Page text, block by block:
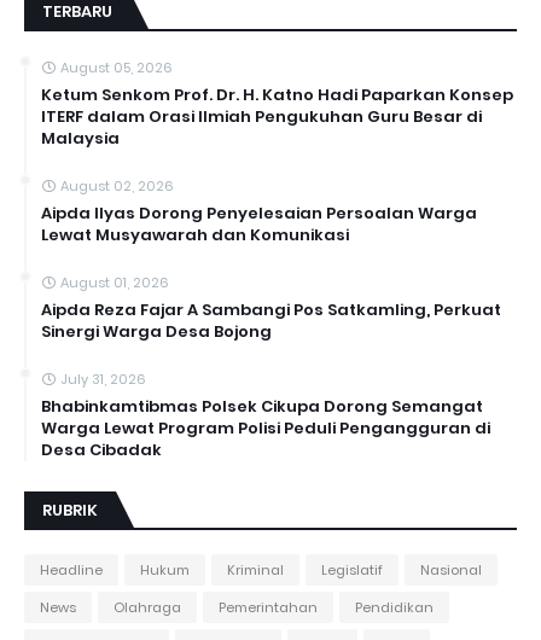
TERBARU
August 05, 2026
Ketum Senkom Prof. Dr. H. Katno Hadi Paparkan Konsep
ITERF dalam Orasi Ilmiah Pengukuhan Guru Besar di
Malaysia
August 02, 2026
Aipda Ilyas Dorong Penyelesaian Persoalan Warga
Lewat Musyawarah dan Komunikasi
August 01, 2026
Aipda Reza Fajar A Sambangi Pos Satkamling, Perkuat
Sinergi Warga Desa Bojong
July 31, 2026
Bhabinkamtibmas Polsek Cikupa Dorong Semangat
Warga Lewat Program Polisi Peduli Pengangguran di
Desa Cibadak
RUBRIK
Headline Hukum Kriminal Legislatif
Nasional
News
Olahraga Pemerintahan
Pendidikan